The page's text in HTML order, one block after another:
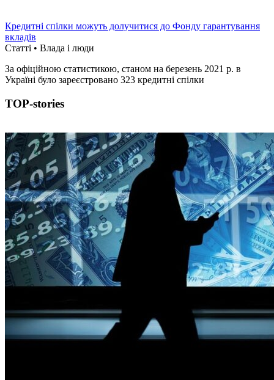
Кредитні спілки можуть долучитися до Фонду гарантування
вкладів
Статті • Влада i люди
За офіційною статистикою, станом на березень 2021 р. в
Україні було зареєстровано 323 кредитні спілки
TOP-stories